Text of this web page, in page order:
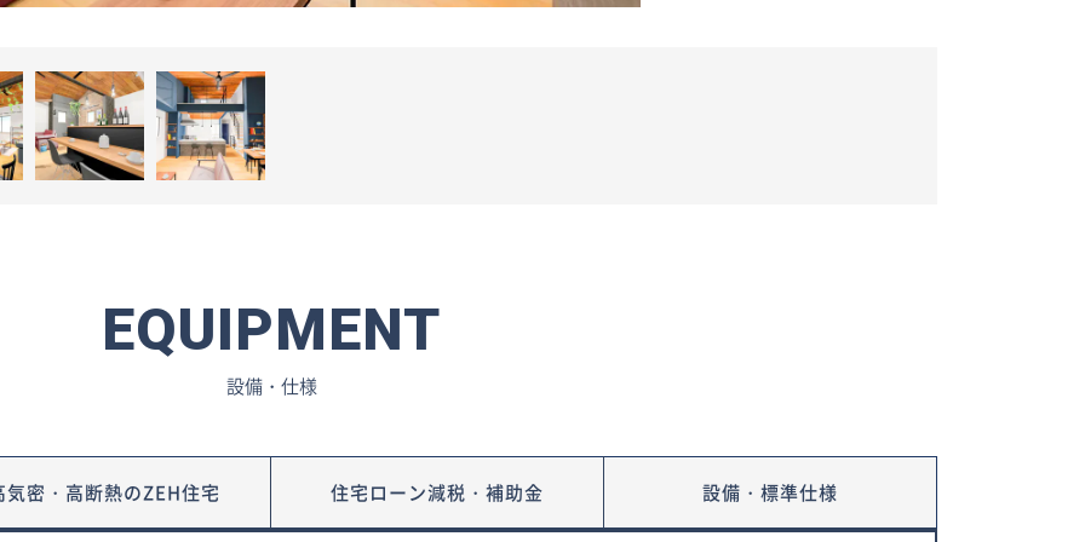
EQUIPMENT
設備・仕様
気密・高断熱のZEH住宅 住宅ローン減税・ 補助金 設備・標準仕様